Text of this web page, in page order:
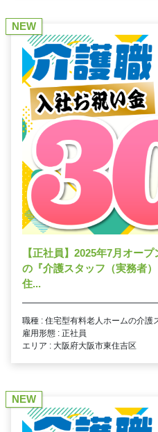
NEW
【正社員】2025年7月オー
の『介護スタッフ（実務者
住...
職種 : 住宅型有料老人ホームの介護
雇用形態 : 正社員
エリア : 大阪府大阪市東住吉区
NEW